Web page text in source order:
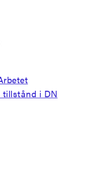
tillstånd i DN